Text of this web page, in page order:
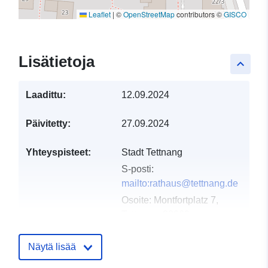
Leaflet | ©OpenStreetMapcontributors ©GISCO
keyboard_arrow_up
Lisätietoja
Laadittu: 12.09.2024
Päivitetty: 27.09.2024
Yhteyspisteet:
Stadt Tettnang
S-posti:
mailto:rathaus@tettnang.de
Osoite: Montfortplatz 7,
Näytä lisää